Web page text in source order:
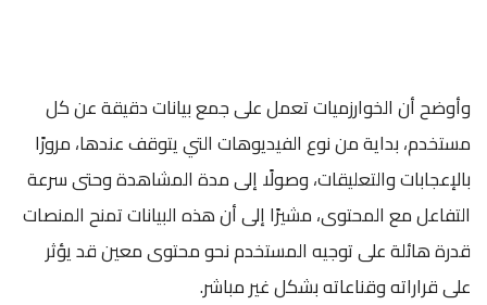
وأوضح أن الخوارزميات تعمل على جمع بيانات دقيقة عن كل
مستخدم، بداية من نوع الفيديوهات التي يتوقف عندها، مرورًا
بالإعجابات والتعليقات، وصولًا إلى مدة المشاهدة وحتى سرعة
التفاعل مع المحتوى، مشيرًا إلى أن هذه البيانات تمنح المنصات
قدرة هائلة على توجيه المستخدم نحو محتوى معين قد يؤثر
على قراراته وقناعاته بشكل غير مباشر.